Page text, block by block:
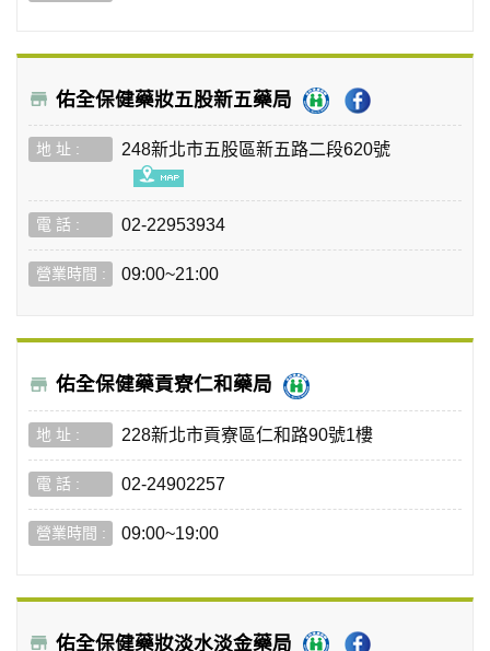
佑全保健藥妝五股新五藥局
248新北市五股區新五路二段620號
02-22953934
09:00~21:00
佑全保健藥貢寮仁和藥局
228新北市貢寮區仁和路90號1樓
02-24902257
09:00~19:00
佑全保健藥妝淡水淡金藥局